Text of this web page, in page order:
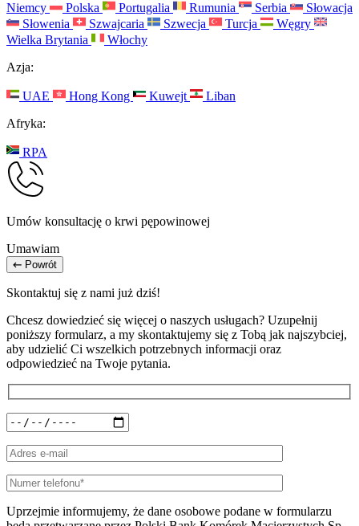
Niemcy
Polska Portugalia Rumunia Serbia
Słowacja
Słowenia
Szwajcaria Szwecja Turcja
Węgry
Wielka Brytania
Włochy
Azja:
UAE Hong Kong Kuwejt
Liban
Afryka:
RPA
Umów konsultację o krwi pępowinowej
Umawiam
Powrót
Skontaktuj się z nami już dziś!
Chcesz dowiedzieć się więcej o naszych usługach? Uzupełnij
poniższy formularz, a my skontaktujemy się z Tobą jak najszybciej,
aby udzielić Ci wszelkich potrzebnych informacji oraz
odpowiedzieć na Twoje pytania.
Uprzejmie informujemy, że dane osobowe podane w formularzu